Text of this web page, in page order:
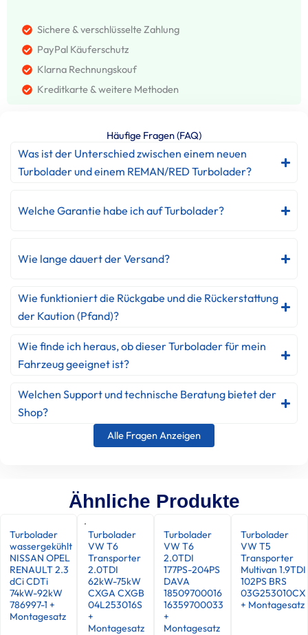
Sichere & verschlüsselte Zahlung
PayPal Käuferschutz
Klarna Rechnungskouf
Kreditkarte & weitere Methoden
Häufige Fragen (FAQ)
Was ist der Unterschied zwischen einem neuen
Turbolader und einem REMAN/RED Turbolader?
Welche Garantie habe ich auf Turbolader?
Wie lange dauert der Versand?
Wie funktioniert die Rückgabe und die Rückerstattung
der Kaution (Pfand)?
Wie finde ich heraus, ob dieser Turbolader für mein
Fahrzeug geeignet ist?
Welchen Support und technische Beratung bietet der
Shop?
Alle Fragen Anzeigen
Ähnliche Produkte
Turbolader
wassergekühlt
NISSAN OPEL
RENAULT 2.3
dCi CDTi
74kW-92kW
786997-1 +
Montagesatz
Turbolader
VW T6
Transporter
2.0TDI
62kW-75kW
CXGA CXGB
04L253016S
+
Montagesatz
Turbolader
VW T6
2.0TDI
177PS-204PS
DAVA
18509700016
16359700033
+
Montagesatz
Turbolader
VW T5
Transporter
Multivan 1.9TDI
102PS BRS
03G253010CX
+ Montagesatz